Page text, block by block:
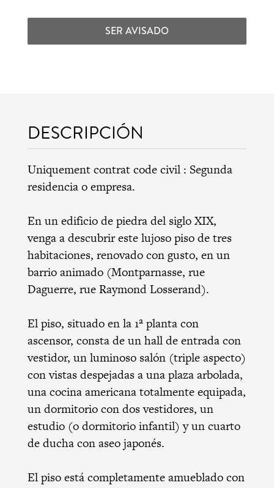
SER AVISADO
DESCRIPCIÓN
Uniquement contrat code civil : Segunda
residencia o empresa.
En un edificio de piedra del siglo XIX,
venga a descubrir este lujoso piso de tres
habitaciones, renovado con gusto, en un
barrio animado (Montparnasse, rue
Daguerre, rue Raymond Losserand).
El piso, situado en la 1ª planta con
ascensor, consta de un hall de entrada con
vestidor, un luminoso salón (triple aspecto)
con vistas despejadas a una plaza arbolada,
una cocina americana totalmente equipada,
un dormitorio con dos vestidores, un
estudio (o dormitorio infantil) y un cuarto
de ducha con aseo japonés.
El piso está completamente amueblado con